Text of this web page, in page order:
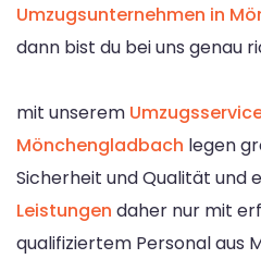
Umzugsunternehmen in
dann bist du bei uns genau
mit unserem
Mönchengladbach legen
Sicherheit und Qualität und
Leistungen daher nur mit
qualifiziertem Personal aus